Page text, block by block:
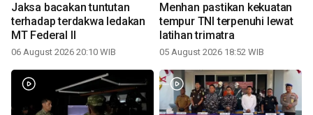
Jaksa bacakan tuntutan
terhadap terdakwa ledakan
MT Federal II
06 August 2026 20:10 WIB
Menhan pastikan kekuatan
tempur TNI terpenuhi lewat
latihan trimatra
05 August 2026 18:52 WIB